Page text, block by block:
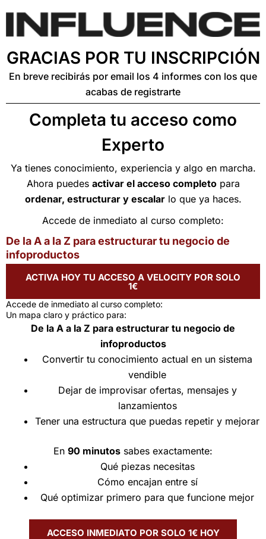
GRACIAS POR TU INSCRIPCIÓN
En breve recibirás por email los 4 informes con los que
acabas de registrarte
Completa tu acceso como
Experto
Ya tienes conocimiento, experiencia y algo en marcha.
Ahora puedes activar el acceso completopara
ordenar, estructurar y escalarlo que ya haces.
Accede de inmediato al curso completo:
De la A a la Z para estructurar tu negocio de
infoproductos
ACTIVA HOY TU ACCESO A VELOCITY POR SOLO
1€
Accede de inmediato al curso completo:
Un mapa claro y práctico para:
De la A a la Z para estructurar tu negocio de
infoproductos
Convertir tu conocimiento actual en un sistema
vendible
Dejar de improvisar ofertas, mensajes y
lanzamientos
Tener una estructura que puedas repetir y mejorar
En 90 minutos sabes exactamente:
Qué piezas necesitas
Cómo encajan entre sí
Qué optimizar primero para que funcione mejor
ACCESO INMEDIATO POR SOLO 1€ HOY